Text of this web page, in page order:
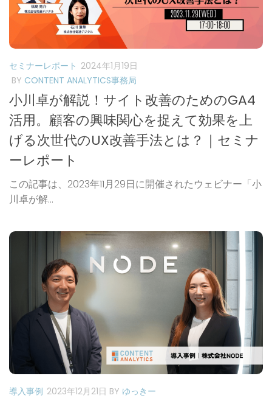
セミナーレポート 2024年1月19日
BY CONTENT ANALYTICS事務局
小川卓が解説！サイト改善のためのGA4
活用。顧客の興味関心を捉えて効果を上
げる次世代のUX改善手法とは？｜セミナ
ーレポート
この記事は、2023年11月29日に開催されたウェビナー「小
川卓が解...
導入事例 2023年12月21日 BY ゆっきー